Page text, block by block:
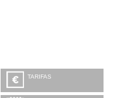
TARIFAS